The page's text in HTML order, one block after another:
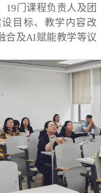
19门课程负责人及团
目标、教学内容改
合及AI赋能教学等议